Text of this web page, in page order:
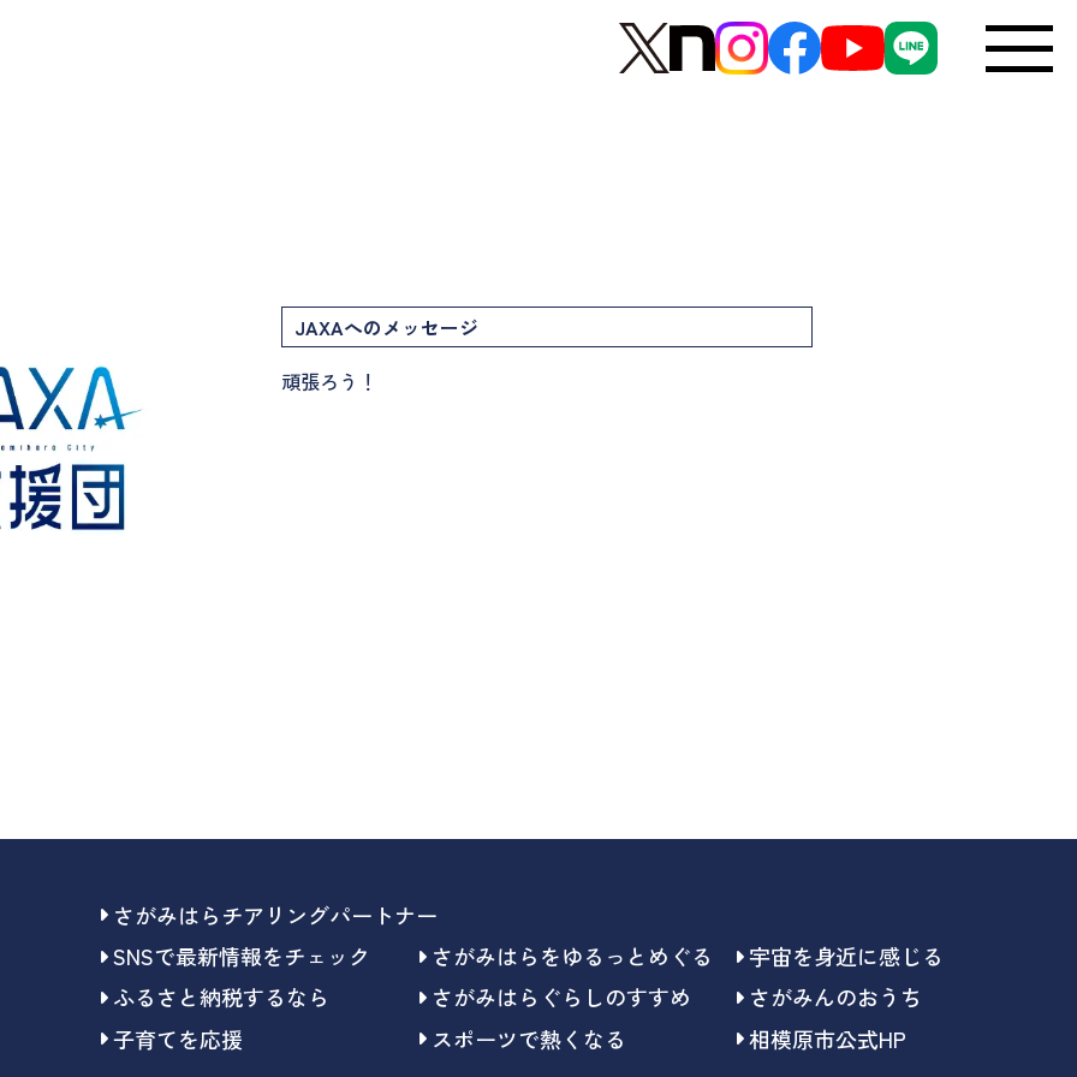
JAXAへのメッセージ
頑張ろう！
さがみはらチアリングパートナー
SNSで最新情報をチェック
さがみはらをゆるっとめぐる
宇宙を身近に感じる
ふるさと納税するなら
さがみはらぐらしのすすめ
さがみんのおうち
子育てを応援
スポーツで熱くなる 相模原市公式HP